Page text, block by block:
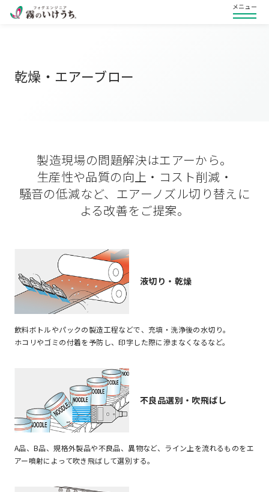
メニュー
乾燥・エアーブロー
製造現場の問題解決はエアーから。
生産性や品質の向上・コスト削減・
騒音の低減など、エアーノズル切り替えに
よる改善をご提案。
液切り・乾燥
飲料ボトルやパックの製造工程などで、充填・洗浄後の水切り。
ホコリやゴミの付着を予防し、印字した際に滲まなくなるなど。
不良品選別・吹飛ばし
A品、B品、規格外製品や不良品、異物など、ライン上を流れるものをエ
アー噴射によって吹き飛ばして選別する。